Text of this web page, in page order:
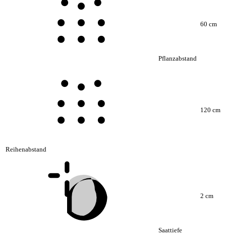
Pflanzabstand
60 cm
Reihenabstand
120 cm
Saattiefe
2 cm